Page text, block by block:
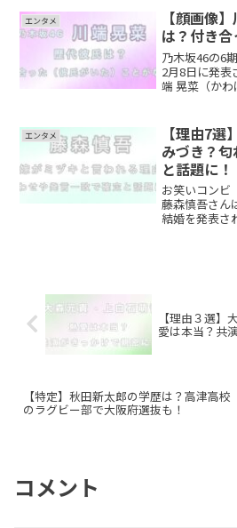
までご覧く
藤勝利が老け
エンタメ
【顔画像
は？付き合
乃木坂46の6
2月8日に発表
端 晃菜（か
注目が集ま
ではない...
エンタメ
【理由7
みづき？
と話題に！
お笑いコンビ
藤森慎吾さん
結婚を発表さ
【理由３選】
愛は本当？共
【特定】秋田新太郎の学歴は？高津高校
のラグビー部で大阪府選抜も！
コメント